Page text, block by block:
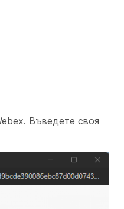
Въведете своя